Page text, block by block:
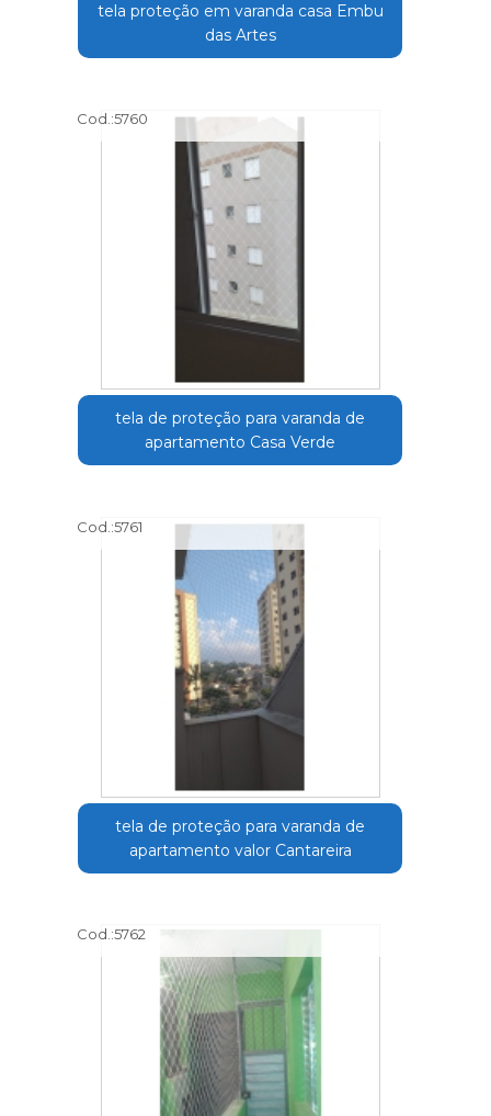
tela proteção em varanda casa Embu
das Artes
Cod.:5760
tela de proteção para varanda de
apartamento Casa Verde
Cod.:5761
tela de proteção para varanda de
apartamento valor Cantareira
Cod.:5762